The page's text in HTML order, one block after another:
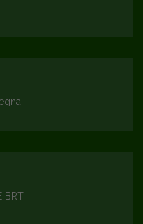
BRT